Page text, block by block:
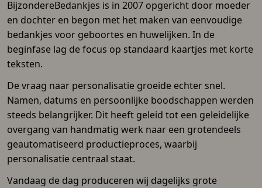
BijzondereBedankjes is in 2007 opgericht door moeder
en dochter en begon met het maken van eenvoudige
bedankjes voor geboortes en huwelijken. In de
beginfase lag de focus op standaard kaartjes met korte
teksten.
De vraag naar personalisatie groeide echter snel.
Namen, datums en persoonlijke boodschappen werden
steeds belangrijker. Dit heeft geleid tot een geleidelijke
overgang van handmatig werk naar een grotendeels
geautomatiseerd productieproces, waarbij
personalisatie centraal staat.
Vandaag de dag produceren wij dagelijks grote